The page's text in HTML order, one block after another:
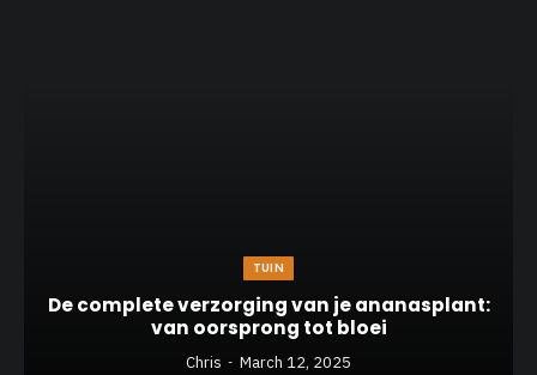
TUIN
De complete verzorging van je ananasplant:
van oorsprong tot bloei
Chris March 12, 2025